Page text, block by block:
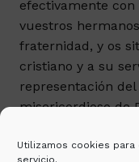
Utilizamos cookies
servicio.
efectivamente con
vuestros
fraternidad, y os
cristiano y a su
representación
misericordioso de
La